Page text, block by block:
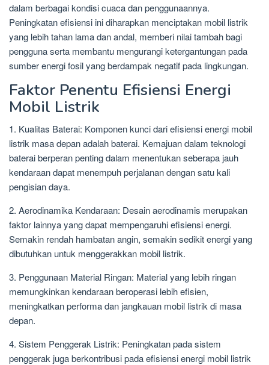
dalam berbagai kondisi cuaca dan penggunaannya.
Peningkatan efisiensi ini diharapkan menciptakan mobil listrik
yang lebih tahan lama dan andal, memberi nilai tambah bagi
pengguna serta membantu mengurangi ketergantungan pada
sumber energi fosil yang berdampak negatif pada lingkungan.
Faktor Penentu Efisiensi Energi
Mobil Listrik
1. Kualitas Baterai: Komponen kunci dari efisiensi energi mobil
listrik masa depan adalah baterai. Kemajuan dalam teknologi
baterai berperan penting dalam menentukan seberapa jauh
kendaraan dapat menempuh perjalanan dengan satu kali
pengisian daya.
2. Aerodinamika Kendaraan: Desain aerodinamis merupakan
faktor lainnya yang dapat mempengaruhi efisiensi energi.
Semakin rendah hambatan angin, semakin sedikit energi yang
dibutuhkan untuk menggerakkan mobil listrik.
3. Penggunaan Material Ringan: Material yang lebih ringan
memungkinkan kendaraan beroperasi lebih efisien,
meningkatkan performa dan jangkauan mobil listrik di masa
depan.
4. Sistem Penggerak Listrik: Peningkatan pada sistem
penggerak juga berkontribusi pada efisiensi energi mobil listrik